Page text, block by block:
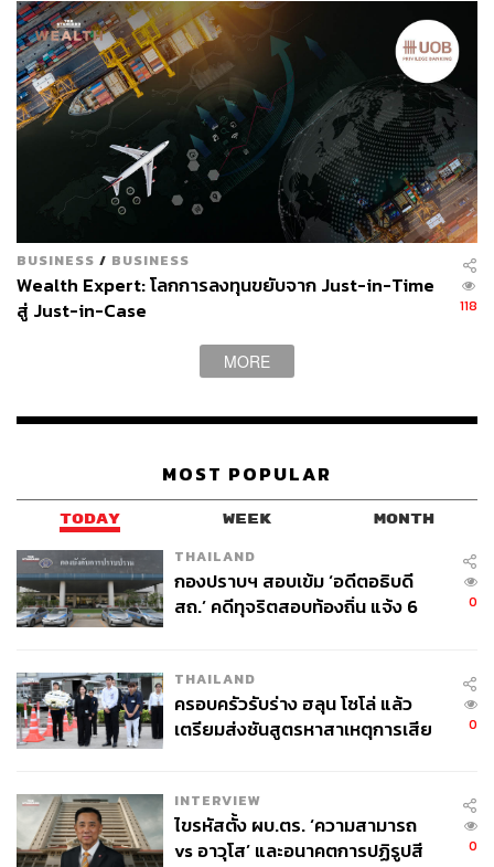
BUSINESS / BUSINESS
Wealth Expert: โลกการลงทุนขยับจาก Just-in-Time
สู่ Just-in-Case
118
MORE
MOST POPULAR
TODAY WEEK MONTH
THAILAND
กองปราบฯ สอบเข้ม ‘อดีตอธิบดี
สถ.’ คดีทุจริตสอบท้องถิ่น แจ้ง 6
0
THAILAND
ครอบครัวรับร่าง ฮลุน โซโล่ แล้ว
เตรียมส่งชันสูตรหาสาเหตุการเสีย
0
INTERVIEW
ไขรหัสตั้ง ผบ.ตร. ‘ความสามารถ
vs อาวุโส’ และอนาคตการปฏิรูปสี
0